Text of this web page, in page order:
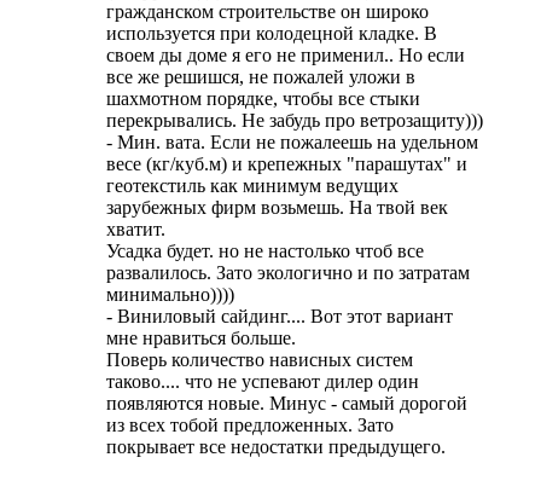
гражданском строительстве он широко
используется при колодецной кладке. В
своем ды доме я его не применил.. Но если
все же решишся, не пожалей уложи в
шахмотном порядке, чтобы все стыки
перекрывались. Не забудь про ветрозащиту)))
- Мин. вата. Если не пожалеешь на удельном
весе (кг/куб.м) и крепежных "парашутах" и
геотекстиль как минимум ведущих
зарубежных фирм возьмешь. На твой век
хватит.
Усадка будет. но не настолько чтоб все
развалилось. Зато экологично и по затратам
минимально))))
- Виниловый сайдинг.... Вот этот вариант
мне нравиться больше.
Поверь количество нависных систем
таково.... что не успевают дилер один
появляются новые. Минус - самый дорогой
из всех тобой предложенных. Зато
покрывает все недостатки предыдущего.